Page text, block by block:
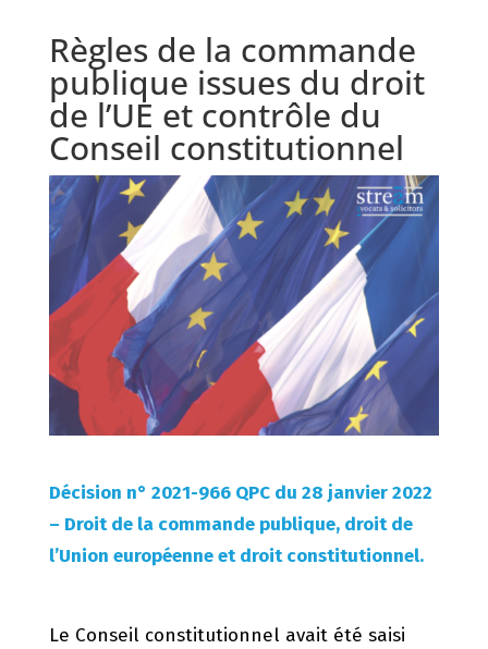
Règles de la commande
publique issues du droit
de l’UE et contrôle du
Conseil constitutionnel
Décision n° 2021-966 QPC du 28 janvier 2022
– Droit de la commande publique, droit de
l’Union européenne et droit constitutionnel.
Le Conseil constitutionnel avait été saisi